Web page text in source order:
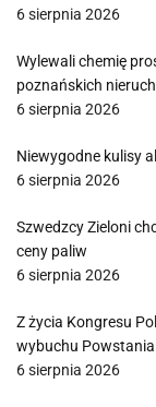
6 sierpnia 2026
Wylewali chemię
poznańskich
6 sierpnia 2026
Niewygodne kulisy
6 sierpnia 2026
Szwedzcy Zieloni
ceny paliw
6 sierpnia 2026
Z życia Kongresu
wybuchu
6 sierpnia 2026